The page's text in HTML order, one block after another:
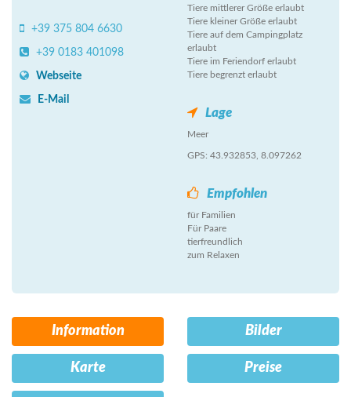
+39 375 804 6630
+39 0183 401098
Webseite
E-Mail
Tiere mittlerer Größe erlaubt
Tiere kleiner Größe erlaubt
Tiere auf dem Campingplatz
erlaubt
Tiere im Feriendorf erlaubt
Tiere begrenzt erlaubt
Lage
Meer
GPS: 43.932853, 8.097262
Empfohlen
für Familien
Für Paare
tierfreundlich
zum Relaxen
Information Bilder
Karte Preise